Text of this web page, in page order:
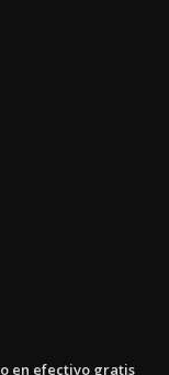
en efectivo gratis_